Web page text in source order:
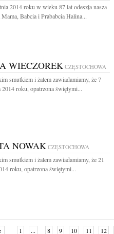
2014 roku w wieku 87 lat odeszła nasza
Mama, Babcia i Prababcia Halina...
WIECZOREKCZĘSTOCHOWA
smutkiem i żalem zawiadamiamy, że 7
roku, opatrzona świętymi...
NOWAK CZĘSTOCHOWA
smutkiem i żalem zawiadamiamy, że 21
roku, opatrzona świętymi...
1 ... 8 9 10 11 12